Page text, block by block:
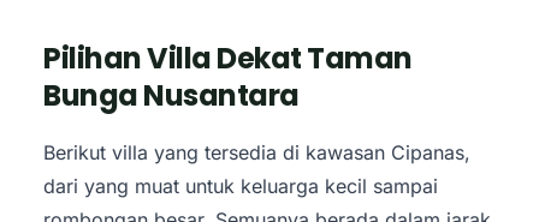
Pilihan Villa Dekat Taman
Bunga Nusantara
Berikut villa yang tersedia di kawasan Cipanas,
dari yang muat untuk keluarga kecil sampai